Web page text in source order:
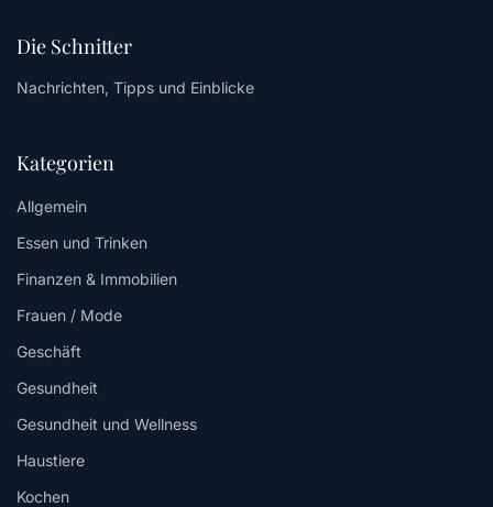
Die Schnitter
Nachrichten, Tipps und Einblicke
Kategorien
Allgemein
Essen und Trinken
Finanzen & Immobilien
Frauen / Mode
Geschäft
Gesundheit
Gesundheit und Wellness
Haustiere
Kochen